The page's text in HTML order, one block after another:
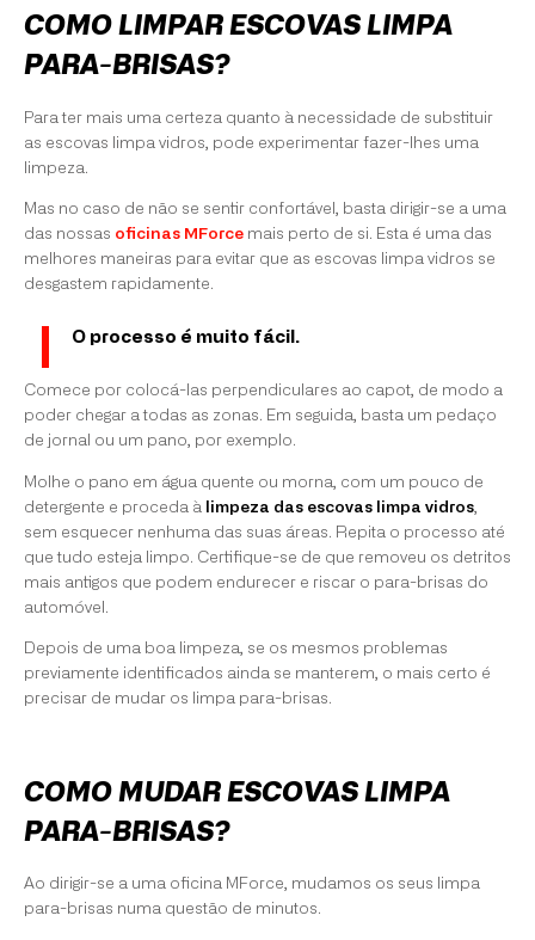
COMO LIMPAR ESCOVAS LIMPA
PARA-BRISAS?
Para ter mais uma certeza quanto à necessidade de substituir
as escovas limpa vidros, pode experimentar fazer-lhes uma
limpeza.
Mas no caso de não se sentir confortável, basta dirigir-se a uma
das nossas oficinas MForce mais perto de si. Esta é uma das
melhores maneiras para evitar que as escovas limpa vidros se
desgastem rapidamente.
O processo é muito fácil.
Comece por colocá-las perpendiculares ao capot, de modo a
poder chegar a todas as zonas. Em seguida, basta um pedaço
de jornal ou um pano, por exemplo.
Molhe o pano em água quente ou morna, com um pouco de
detergente e proceda à
limpeza das escovas limpa vidros,
sem esquecer nenhuma das suas áreas. Repita o processo até
que tudo esteja limpo. Certifique-se de que removeu os detritos
mais antigos que podem endurecer e riscar o para-brisas do
automóvel.
Depois de uma boa limpeza, se os mesmos problemas
previamente identificados ainda se manterem, o mais certo é
precisar de mudar os limpa para-brisas.
COMO MUDAR ESCOVAS LIMPA
PARA-BRISAS?
Ao dirigir-se a uma oficina MForce, mudamos os seus limpa
para-brisas numa questão de minutos.